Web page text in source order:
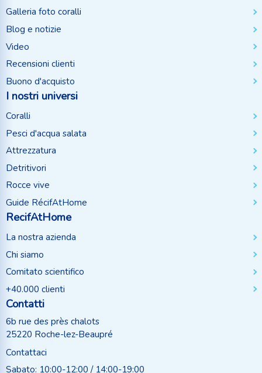
Galleria foto coralli
Blog e notizie
Video
Recensioni clienti
Buono d'acquisto
I nostri universi
Coralli
Pesci d'acqua salata
Attrezzatura
Detritivori
Rocce vive
Guide RécifAtHome
RecifAtHome
La nostra azienda
Chi siamo
Comitato scientifico
+40.000 clienti
Contatti
6b rue des près chalots
25220 Roche-lez-Beaupré
Contattaci
Sabato: 10:00-12:00 / 14:00-19:00